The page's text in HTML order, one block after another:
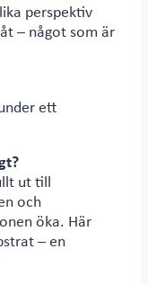
perspektiv
– något som är
ett
ut till
och
öka. Här
– en